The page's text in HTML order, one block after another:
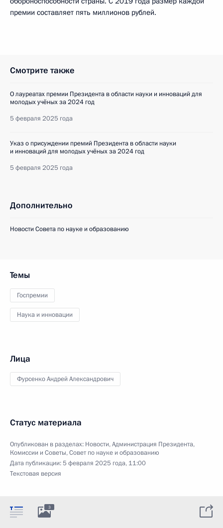
премии составляет пять миллионов рублей.
Смотрите также
О лауреатах премии Президента в области науки и инноваций для
молодых учёных за 2024 год
5 февраля 2025 года
Указ о присуждении премий Президента в области науки
и инноваций для молодых учёных за 2024 год
5 февраля 2025 года
Дополнительно
Новости Совета по науке и образованию
Темы
Госпремии
Наука и инновации
Лица
Фурсенко Андрей Александрович
Статус материала
Опубликован в разделах: Новости,Администрация Президента,
Комиссии и Советы,Совет по науке и образованию
Дата публикации:5 февраля 2025 года, 11:00
Текстовая версия
3